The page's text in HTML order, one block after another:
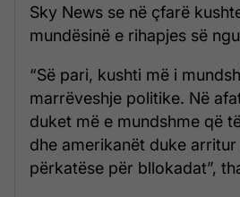
Sky News se në çfarë
mundësinë e rihapjes së
“Së pari, kushti më i
marrëveshje politike. Në
duket më e mundshme që
dhe amerikanët duke
përkatëse për bllokadat”,